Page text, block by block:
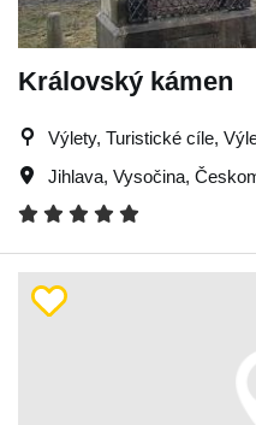
Královský kámen
Výlety, Turistické cíle,
Jihlava, Vysočina,